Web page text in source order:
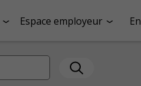
Espace employeur En